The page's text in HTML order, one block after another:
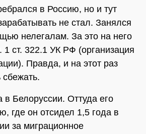
в Россию, но и тут
не стал. Занялся
нелегалам. За это на него
1 ст. 322.1 УК РФ (организация
Правда, и на этот раз
Белоруссии. Оттуда его
где он отсидел 1,5 года в
за миграционное